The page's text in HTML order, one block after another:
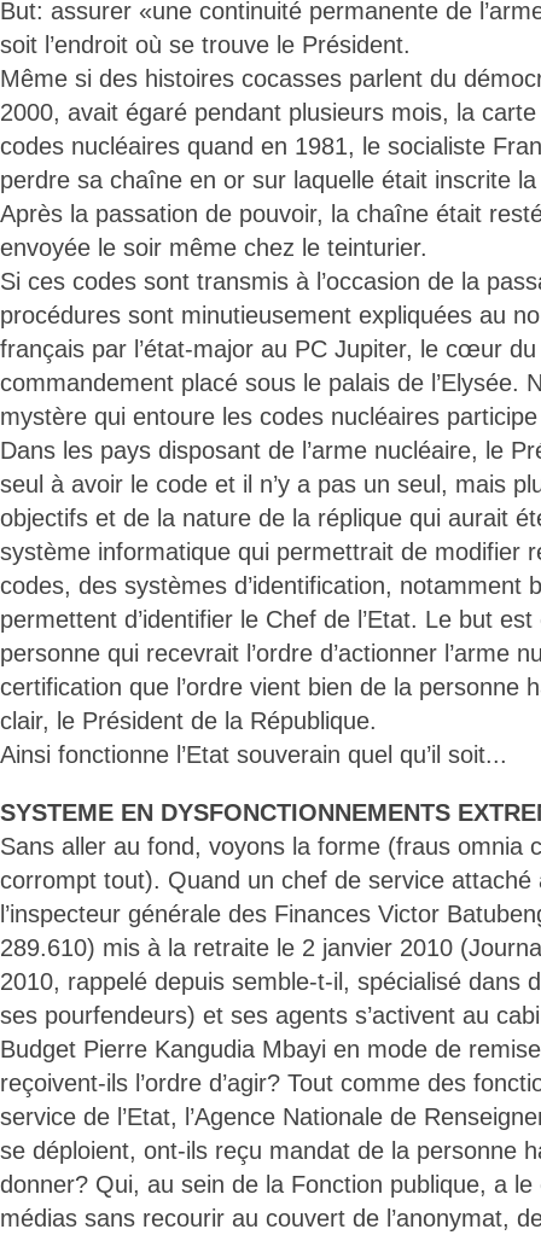
But: assurer «une continuité permanente de
soit l’endroit où se trouve le Président.
Même si des histoires cocasses parlent du
2000, avait égaré pendant plusieurs mois, la
codes nucléaires quand en 1981, le socialiste
perdre sa chaîne en or sur laquelle était inscrite
Après la passation de pouvoir, la chaîne était
envoyée le soir même chez le teinturier.
Si ces codes sont transmis à l’occasion de la
procédures sont minutieusement expliquées au
français par l’état-major au PC Jupiter, le cœur
commandement placé sous le palais de l’Elysée.
mystère qui entoure les codes nucléaires
Dans les pays disposant de l’arme nucléaire, le
seul à avoir le code et il n’y a pas un seul, mais
objectifs et de la nature de la réplique qui aurait
système informatique qui permettrait de modifier
codes, des systèmes d’identification, notamment
permettent d’identifier le Chef de l’Etat. Le but
personne qui recevrait l’ordre d’actionner l’arme
certification que l’ordre vient bien de la personne
clair, le Président de la République.
Ainsi fonctionne l’Etat souverain quel qu’il soit...
SYSTEME EN DYSFONCTIONNEMENTS
Sans aller au fond, voyons la forme (fraus omnia
corrompt tout). Quand un chef de service attaché
l’inspecteur générale des Finances Victor
289.610) mis à la retraite le 2 janvier 2010
2010, rappelé depuis semble-t-il, spécialisé dans
ses pourfendeurs) et ses agents s’activent au
Budget Pierre Kangudia Mbayi en mode de
reçoivent-ils l’ordre d’agir? Tout comme des
service de l’Etat, l’Agence Nationale de
se déploient, ont-ils reçu mandat de la personne
donner? Qui, au sein de la Fonction publique, a
médias sans recourir au couvert de l’anonymat,